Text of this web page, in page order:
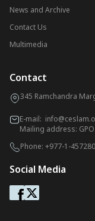
News and Archive
Contact Us
Multimedia
Contact
345 Ramchandra
E-mail:
Mailing address:
Phone: +977-1-
Social Media